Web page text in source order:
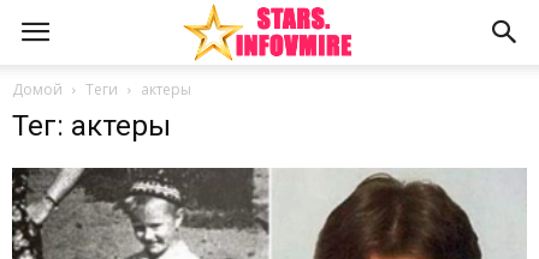
Домой Теги актеры
Тег: актеры